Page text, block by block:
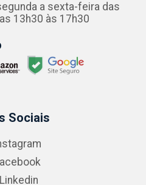
a sexta-feira das
13h30 às 17h30
Sociais
Linkedin